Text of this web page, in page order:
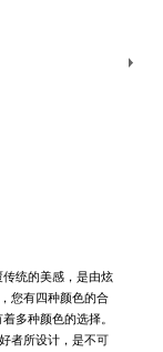
您当前正在阅读
页面
统的美感，是由炫
您有四种颜色的合
多种颜色的选择。
者所设计，是不可